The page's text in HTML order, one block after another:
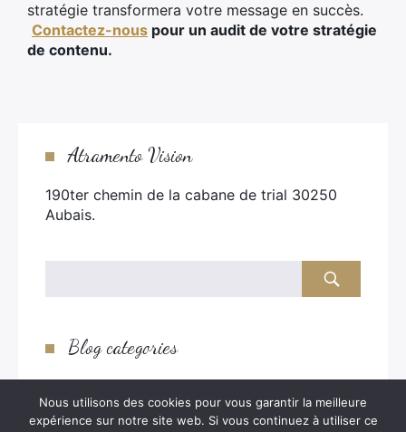
stratégie transformera votre message en succès.
Contactez-nous pour un audit de votre stratégie
de contenu.
Atramento Vision
190ter chemin de la cabane de trial 30250
Aubais.
Blog categories
Non classé
Nous utilisons des cookies pour vous garantir la meilleure
expérience sur notre site web. Si vous continuez à utiliser ce